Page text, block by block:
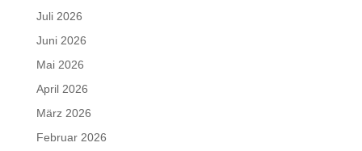
Juli 2026
Juni 2026
Mai 2026
April 2026
März 2026
Februar 2026